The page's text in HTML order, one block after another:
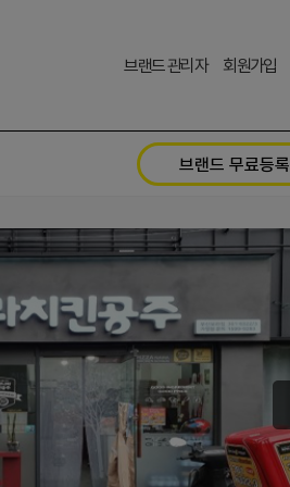
브랜드 관리자 회원가입
브랜드 무료등록